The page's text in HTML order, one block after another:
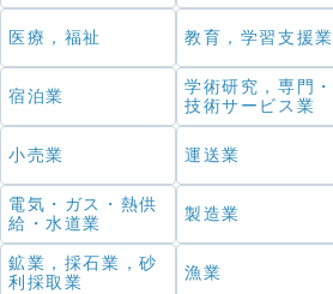
医療，福祉 教育，学習支援業
宿泊業
学術研究，専門・
技術サービス業
小売業 運送業
電気・ガス・熱供
給・水道業
製造業
鉱業，採石業，砂
利採取業
漁業